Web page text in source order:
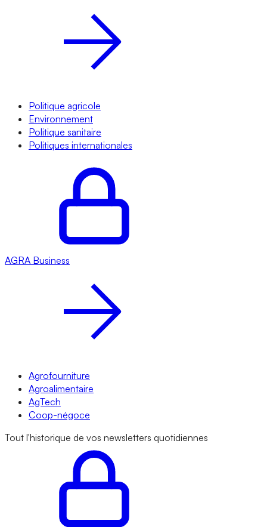
Politique agricole
Environnement
Politique sanitaire
Politiques internationales
AGRA Business
Agrofourniture
Agroalimentaire
AgTech
Coop-négoce
Tout l'historique de vos newsletters quotidiennes